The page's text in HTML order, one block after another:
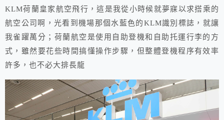
KLM荷蘭皇家航空飛行，這是我從小時候就夢寐以求搭乘的
航空公司啊，光看到機場那個水藍色的KLM識別標誌，就讓
我雀躍萬分；荷蘭航空是使用自助登機和自助托運行李的方
式，雖然要花些時間搞懂操作步驟，但整體登機程序有效率
許多，也不必大排長龍